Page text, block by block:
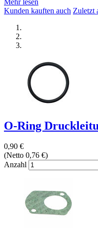
Kunden kauften auch Zuletzt
O-Ring
0,90 €
(Netto 0,76 €)
Anzahl